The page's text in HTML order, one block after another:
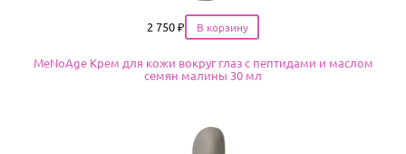
Цена
2 750 ₽
MeNoAge Крем для кожи вокруг глаз с пептидами и маслом
семян малины 30 мл